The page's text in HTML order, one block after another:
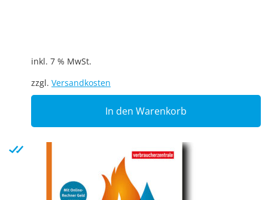
inkl. 7 % MwSt.
zzgl. Versandkosten
In den Warenkorb